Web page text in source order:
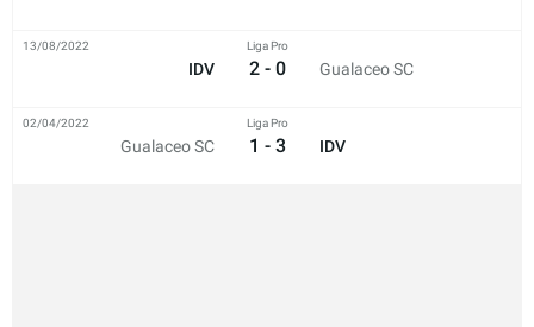
IDV
Liga Pro
2 - 0 Gualaceo SC
13/08/2022
Gualaceo SC
Liga Pro
1 - 3 IDV
02/04/2022